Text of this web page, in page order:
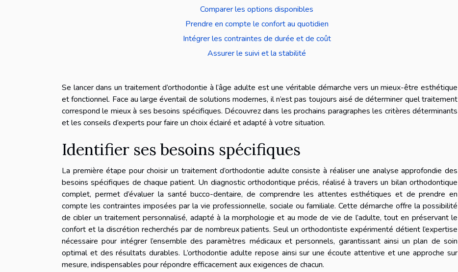
Comparer les options disponibles
Prendre en compte le confort au quotidien
Intégrer les contraintes de durée et de coût
Assurer le suivi et la stabilité
Se lancer dans un traitement d’orthodontie à l’âge adulte est une véritable démarche vers un mieux-être esthétique
et fonctionnel. Face au large éventail de solutions modernes, il n’est pas toujours aisé de déterminer quel traitement
correspond le mieux à ses besoins spécifiques. Découvrez dans les prochains paragraphes les critères déterminants
et les conseils d’experts pour faire un choix éclairé et adapté à votre situation.
Identifier ses besoins spécifiques
La première étape pour choisir un traitement d’orthodontie adulte consiste à réaliser une analyse approfondie des
besoins spécifiques de chaque patient. Un diagnostic orthodontique précis, réalisé à travers un bilan orthodontique
complet, permet d’évaluer la santé bucco-dentaire, de comprendre les attentes esthétiques et de prendre en
compte les contraintes imposées par la vie professionnelle, sociale ou familiale. Cette démarche offre la possibilité
de cibler un traitement personnalisé, adapté à la morphologie et au mode de vie de l’adulte, tout en préservant le
confort et la discrétion recherchés par de nombreux patients. Seul un orthodontiste expérimenté détient l’expertise
nécessaire pour intégrer l’ensemble des paramètres médicaux et personnels, garantissant ainsi un plan de soin
optimal et des résultats durables. L’orthodontie adulte repose ainsi sur une écoute attentive et une approche sur
mesure, indispensables pour répondre efficacement aux exigences de chacun.